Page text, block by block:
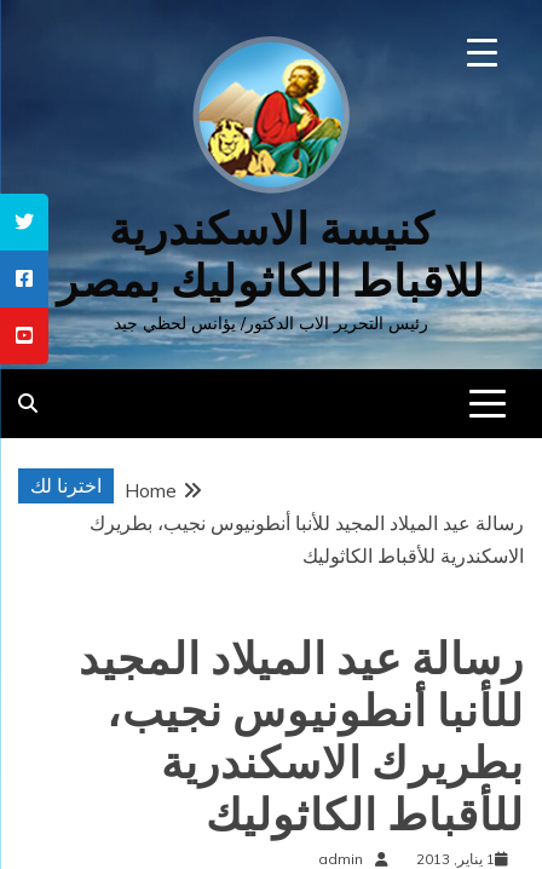
كنيسة الاسكندرية
للاقباط الكاثوليك بمصر
رئيس التحرير الاب الدكتور/ يؤانس لحظي جيد
اخترنا لك
Home
رسالة عيد الميلاد المجيد للأنبا أنطونيوس نجيب، بطريرك
الاسكندرية للأقباط الكاثوليك
رسالة عيد الميلاد المجيد
للأنبا أنطونيوس نجيب،
بطريرك الاسكندرية
للأقباط الكاثوليك
1 يناير, 2013 admin